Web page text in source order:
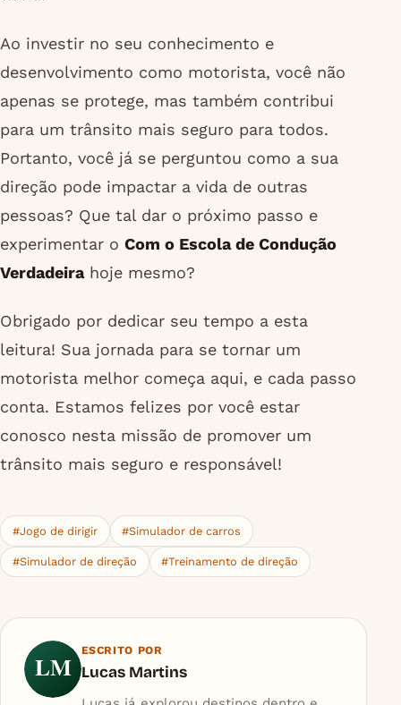
Ao investir no seu conhecimento e
desenvolvimento como motorista, você não
apenas se protege, mas também contribui
para um trânsito mais seguro para todos.
Portanto, você já se perguntou como a sua
direção pode impactar a vida de outras
pessoas? Que tal dar o próximo passo e
experimentar o Com o Escola de Condução
Verdadeirahoje mesmo?
Obrigado por dedicar seu tempo a esta
leitura! Sua jornada para se tornar um
motorista melhor começa aqui, e cada passo
conta. Estamos felizes por você estar
conosco nesta missão de promover um
trânsito mais seguro e responsável!
#Jogo de dirigir #Simulador de carros
#Simulador de direção #Treinamento de direção
LM
ESCRITO POR
Lucas Martins